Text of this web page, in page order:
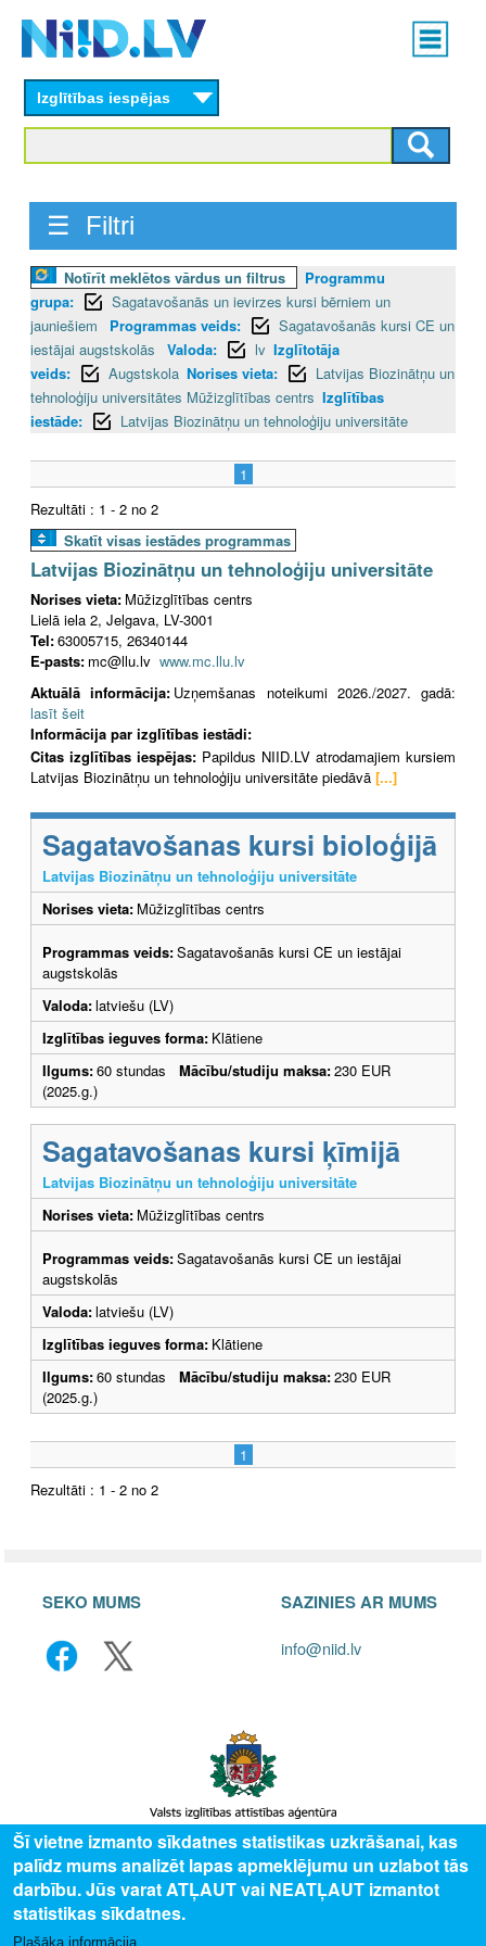
content
Main
menu
Izglītības iespējas
☰ Filtri
Notīrīt meklētos vārdus un filtrus
Programmu
grupa:
Sagatavošanās un ievirzes kursi bērniem un
jauniešiem
Programmas veids:
Sagatavošanās kursi CE un
iestājai augstskolās
Valoda: lv Izglītotāja
veids:
Augstskola Norises vieta:
Latvijas Biozinātņu un
tehnoloģiju universitātes Mūžizglītības centrs Izglītības
iestāde:
Latvijas Biozinātņu un tehnoloģiju universitāte
1
Rezultāti : 1 - 2 no 2
Skatīt visas iestādes programmas
Latvijas Biozinātņu un tehnoloģiju universitāte
Norises vieta: Mūžizglītības centrs
Lielā iela 2, Jelgava, LV-3001
Tel:63005715, 26340144
E-pasts: mc@llu.lv www.mc.llu.lv
Aktuālā informācija: Uzņemšanas noteikumi 2026./2027. gadā:
lasīt šeit
Informācija par izglītības iestādi:
Citas izglītības iespējas: Papildus NIID.LV atrodamajiem kursiem
Latvijas Biozinātņu un tehnoloģiju universitāte piedāvā [...]
Sagatavošanas kursi bioloģijā
Latvijas Biozinātņu un tehnoloģiju universitāte
Norises vieta: Mūžizglītības centrs
Programmas veids:Sagatavošanās kursi CE un iestājai
augstskolās
Valoda:latviešu (LV)
Izglītības ieguves forma: Klātiene
Ilgums:60 stundas Mācību/studiju maksa:230 EUR
(2025.g.)
Sagatavošanas kursi ķīmijā
Latvijas Biozinātņu un tehnoloģiju universitāte
Norises vieta: Mūžizglītības centrs
Programmas veids:Sagatavošanās kursi CE un iestājai
augstskolās
Valoda:latviešu (LV)
Izglītības ieguves forma: Klātiene
Ilgums:60 stundas Mācību/studiju maksa:230 EUR
(2025.g.)
1
Rezultāti : 1 - 2 no 2
SEKO MUMS SAZINIES AR MUMS
info@niid.lv
© 2025 Valsts izglītības attīstības aģentūra, publicētā satura visas tiesības
aizsargātas.
Šī vietne izmanto sīkdatnes statistikas uzkrāšanai, kas
palīdz mums analizēt lapas apmeklējumu un uzlabot tās
darbību. Jūs varat ATĻAUT vai NEATĻAUT izmantot
statistikas sīkdatnes.
Plašāka informācija